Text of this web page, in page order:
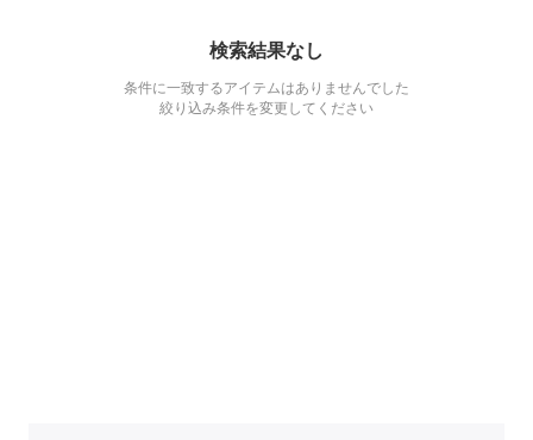
検索結果なし
条件に一致するアイテムはありませんでした
絞り込み条件を変更してください